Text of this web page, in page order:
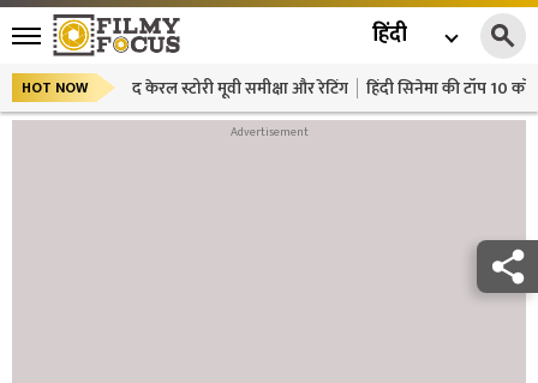
हिंदी
HOT NOW द केरल स्टोरी मूवी समीक्षा और रेटिंग हिंदी सिनेमा की टॉप 10